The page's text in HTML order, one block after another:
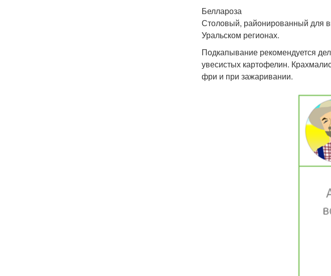
Беллароза
Столовый, районированный для
Уральском регионах.
Подкапывание рекомендуется
увесистых картофелин.
фри и при зажаривании.